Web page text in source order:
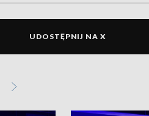
UDOSTĘPNIJ NA X